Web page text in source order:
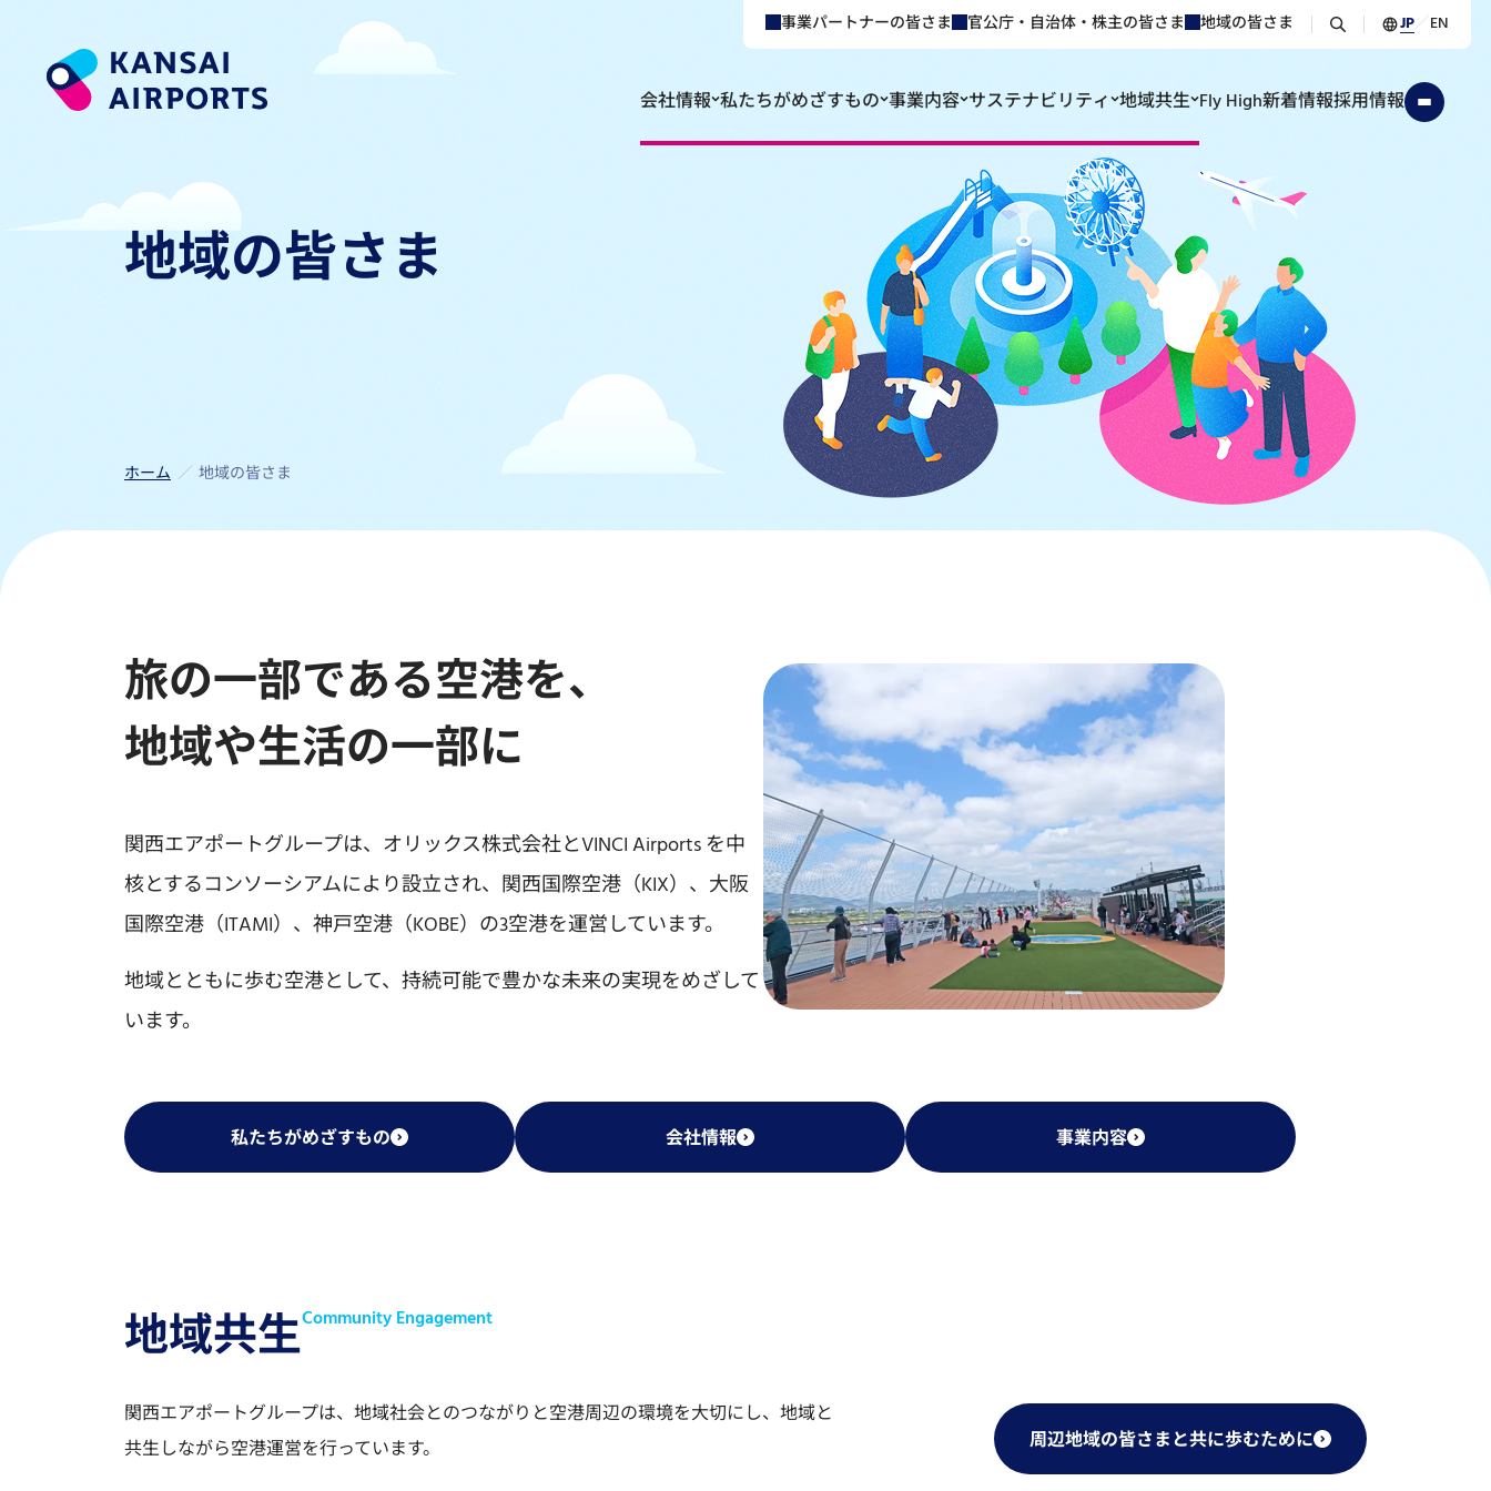
事業パートナーの皆さま 官公庁・自治体・株主の皆さま 地域の皆さま JP EN
会社情報 私たちがめざすもの 事業内容 サステナビリティ 地域共生 Fly High新着情報採用情報
地域の皆さま​​
ホーム 地域の皆さま​​
旅の一部である空港を、
地域や生活の一部に
関西エアポートグループは、オリックス株式会社とVINCI Airports を中
核とするコンソーシアムにより設立され、関西国際空港（KIX）、大阪
国際空港（ITAMI）、神戸空港（KOBE）の3空港を運営しています。
地域とともに歩む空港として、持続可能で豊かな未来の実現をめざして
います。
私たちがめざすもの 会社情報 事業内容
地域共生Community Engagement
関西エアポートグループは、地域社会とのつながりと空港周辺の環境を大切にし、地域と
共生しながら空港運営を行っています。
周辺地域の皆さまと共に歩むために